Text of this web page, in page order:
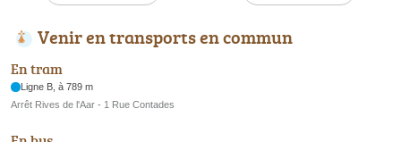
Venir en transports en commun
En tram
Ligne B, à 789 m
Arrêt Rives de l'Aar - 1 Rue Contades